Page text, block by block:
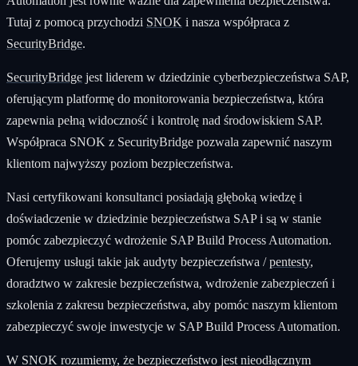
Tutaj z pomocą przychodzi SNOK i nasza współpraca z
SecurityBridge.
SecurityBridge jest liderem w dziedzinie cyberbezpieczeństwa SAP,
oferującym platformę do monitorowania bezpieczeństwa, która
zapewnia pełną widoczność i kontrolę nad środowiskiem SAP.
Współpraca SNOK z SecurityBridge pozwala zapewnić naszym
klientom najwyższy poziom bezpieczeństwa.
Nasi certyfikowani konsultanci posiadają głęboką wiedzę i
doświadczenie w dziedzinie bezpieczeństwa SAP i są w stanie
pomóc zabezpieczyć wdrożenie SAP Build Process Automation.
Oferujemy usługi takie jak audyty bezpieczeństwa /pentesty,
doradztwo w zakresie bezpieczeństwa, wdrożenie zabezpieczeń i
szkolenia z zakresu bezpieczeństwa, aby pomóc naszym klientom
zabezpieczyć swoje inwestycje w SAP Build Process Automation.
W SNOK rozumiemy, że bezpieczeństwo jest nieodłącznym